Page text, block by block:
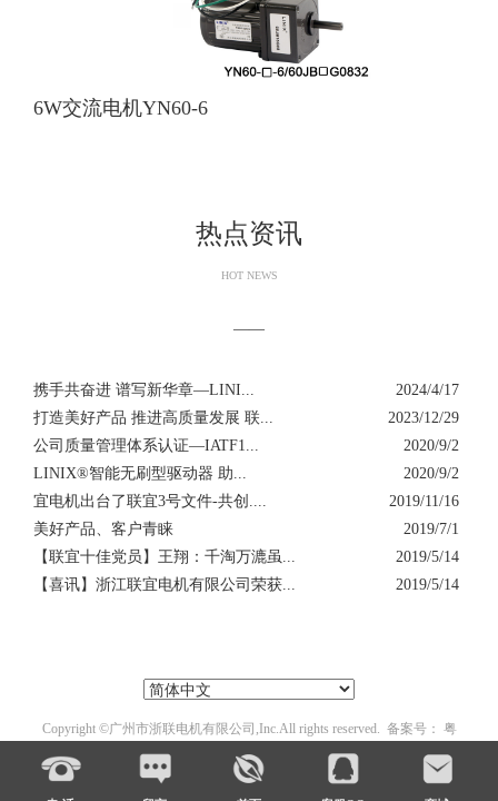
6W交流电机YN60-6
热点资讯
HOT NEWS
——
携手共奋进 谱写新华章—LINI...
2024/4/17
打造美好产品 推进高质量发展 联...
2023/12/29
公司质量管理体系认证—IATF1...
2020/9/2
LINIX®智能无刷型驱动器 助...
2020/9/2
宜电机出台了联宜3号文件-共创....
2019/11/16
美好产品、客户青睐
2019/7/1
【联宜十佳党员】王翔：千淘万漉虽...
2019/5/14
【喜讯】浙江联宜电机有限公司荣获...
2019/5/14
Copyright ©广州市浙联电机有限公司 ,Inc.All rights reserved. 备案号： 粤
ICP备14047439号-1